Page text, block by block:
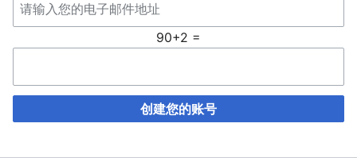
90+2 =
创建您的账号